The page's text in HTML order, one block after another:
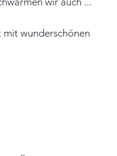
wunderschönen